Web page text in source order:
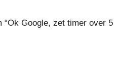
Google, zet timer over 5